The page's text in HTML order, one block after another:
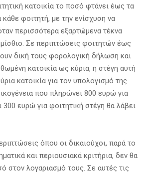
κατοικία το ποσό φτάνει έως τα
φοιτητή, με την ενίσχυση να
περισσότερα εξαρτώμενα τέκνα
Σε περιπτώσεις φοιτητών έως
δική τους φορολογική δήλωση και
κατοικία ως κύρια, η στέγη αυτή
κατοικία για τον υπολογισμό της
που πληρώνει 800 ευρώ για
300 ευρώ για φοιτητική στέγη θα λάβει
όπου οι δικαιούχοι, παρά το
και περιουσιακά κριτήρια, δεν θα
στον λογαριασμό τους. Σε αυτές τις